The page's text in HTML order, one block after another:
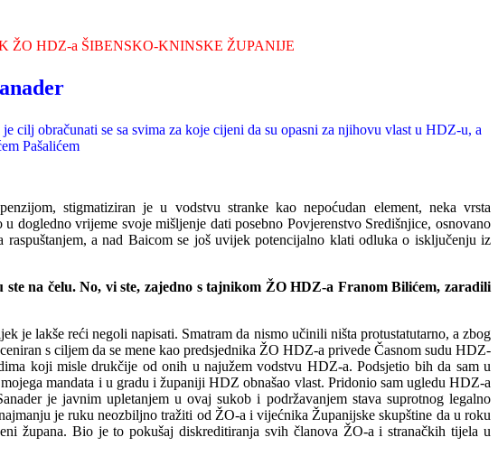
ŽO HDZ-a ŠIBENSKO-KNINSKE ŽUPANIJE
cilj obračunati se sa svima za koje cijeni da su opasni za njihovu vlast u HDZ-u, a
Pašalićem
stigmatiziran je u vodstvu stranke kao nepoćudan element, neka vrsta
vrijeme svoje mišljenje dati posebno Povjerenstvo Središnjice, osnovano
raspuštanjem, a nad Baicom se još uvijek potencijalno klati odluka o isključenju iz
na čelu. No, vi ste, zajedno s tajnikom ŽO HDZ-a Franom Bilićem, zaradili
je lakše reći negoli napisati. Smatram da nismo učinili ništa protustatutarno, a zbog
s ciljem da se mene kao predsjednika ŽO HDZ-a privede Časnom sudu HDZ-
koji misle drukčije od onih u najužem vodstvu HDZ-a. Podsjetio bih da sam u
mandata i u gradu i županiji HDZ obnašao vlast. Pridonio sam ugledu HDZ-a
je javnim upletanjem u ovaj sukob i podržavanjem stava suprotnog legalno
je ruku neozbiljno tražiti od ŽO-a i vijećnika Županijske skupštine da u roku
župana. Bio je to pokušaj diskreditiranja svih članova ŽO-a i stranačkih tijela u